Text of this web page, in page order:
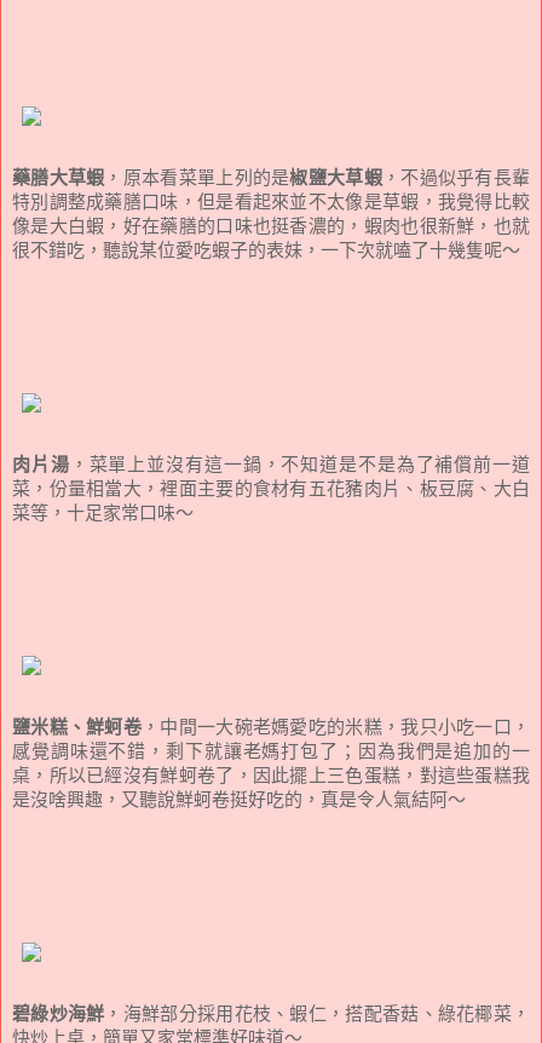
藥膳大草蝦 ，原本看菜單上列的是椒鹽大草蝦，不過似乎有長輩
特別調整成藥膳口味，但是看起來並不太像是草蝦，我覺得比較
像是大白蝦，好在藥膳的口味也挺香濃的，蝦肉也很新鮮，也就
很不錯吃，聽說某位愛吃蝦子的表妹，一下次就嗑了十幾隻呢～
肉片湯 ，菜單上並沒有這一鍋，不知道是不是為了補償前一道
菜，份量相當大，裡面主要的食材有五花豬肉片、板豆腐、大白
菜等，十足家常口味～
鹽米糕、鮮蚵卷，中間一大碗老媽愛吃的米糕，我只小吃一口，
感覺調味還不錯，剩下就讓老媽打包了；因為我們是追加的一
桌，所以已經沒有鮮蚵卷了，因此擺上三色蛋糕，對這些蛋糕我
是沒啥興趣，又聽說鮮蚵卷挺好吃的，真是令人氣結阿～
碧綠炒海鮮 ，海鮮部分採用花枝、蝦仁，搭配香菇、綠花椰菜，
快炒上桌，簡單又家常標準好味道～